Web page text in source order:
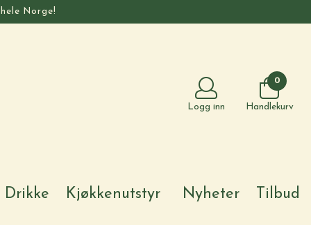
Norge!
Logg inn
0
Handlekurv
Drikke Kjøkkenutstyr Nyheter Tilbud